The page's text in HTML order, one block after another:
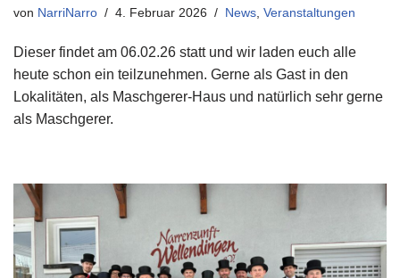
von NarriNarro 4. Februar 2026 News, Veranstaltungen
Dieser findet am 06.02.26 statt und wir laden euch alle
heute schon ein teilzunehmen. Gerne als Gast in den
Lokalitäten, als Maschgerer-Haus und natürlich sehr gerne
als Maschgerer.